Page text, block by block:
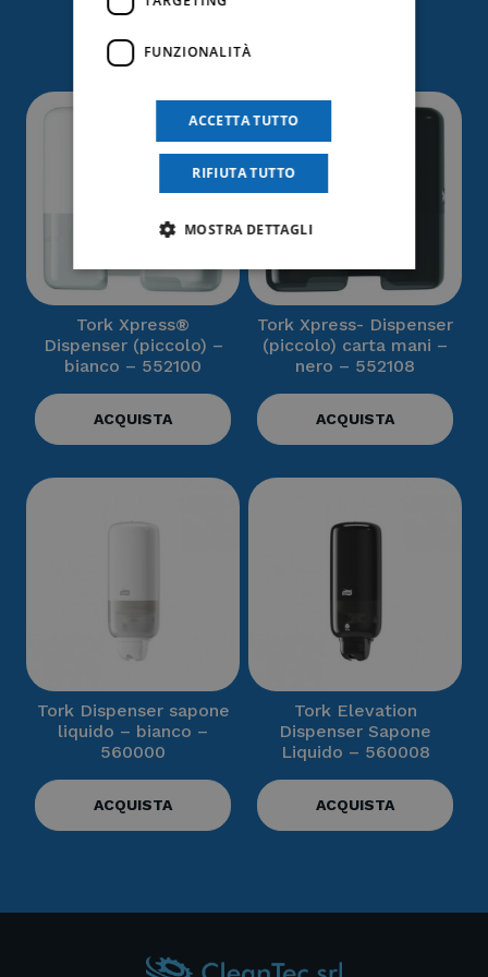
interessare
Tork Xpress®
Dispenser (piccolo) –
bianco – 552100
ACQUISTA
Tork Xpress- Dispenser
(piccolo) carta mani –
nero – 552108
ACQUISTA
Tork Dispenser sapone
liquido – bianco –
560000
ACQUISTA
Tork Elevation
Dispenser Sapone
Liquido – 560008
ACQUISTA
FUNZIONALITÀ
ACCETTA TUTTO
RIFIUTA TUTTO
MOSTRA DETTAGLI